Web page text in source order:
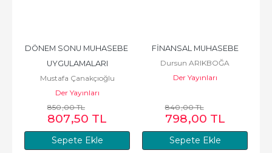
Sepete Ekle
DÖNEM SONU MUHASEBE
UYGULAMALARI
Mustafa Çanakçıoğlu
Der Yayınları
850,00TL
807,50 TL
Sepete Ekle
FİNANSAL MUHASEBE
Dursun ARIKBOĞA
Der Yayınları
840,00TL
798,00 TL